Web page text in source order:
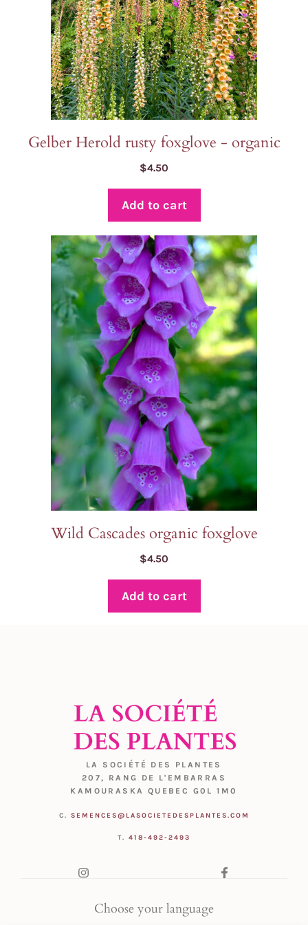
Gelber Herold rusty foxglove - organic
$4.50
Add to cart
Wild Cascades organic foxglove
$4.50
Add to cart
LA SOCIÉTÉ DES PLANTES
207, RANG DE L'EMBARRAS
KAMOURASKA QUEBEC G0L 1M0
C. SEMENCES@LASOCIETEDESPLANTES.COM
T. 418-492-2493
Choose your language